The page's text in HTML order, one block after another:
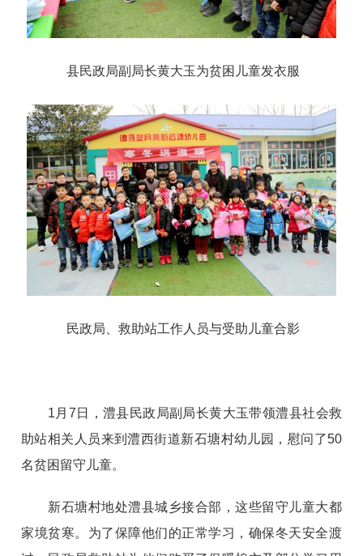
县民政局副局长黄大玉为贫困儿童发衣服
民政局、救助站工作人员与受助儿童合影
1月7日，澧县民政局副局长黄大玉带领澧县社会救
助站相关人员来到澧西街道新石塘村幼儿园，慰问了50
名贫困留守儿童。
新石塘村地处澧县城乡接合部，这些留守儿童大都
家境贫寒。为了保障他们的正常学习，确保冬天安全渡